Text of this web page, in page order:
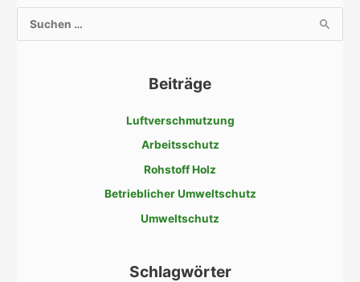
u
Beiträge
Luftverschmutzung
Arbeitsschutz
Rohstoff Holz
Betrieblicher Umweltschutz
Umweltschutz
Schlagwörter